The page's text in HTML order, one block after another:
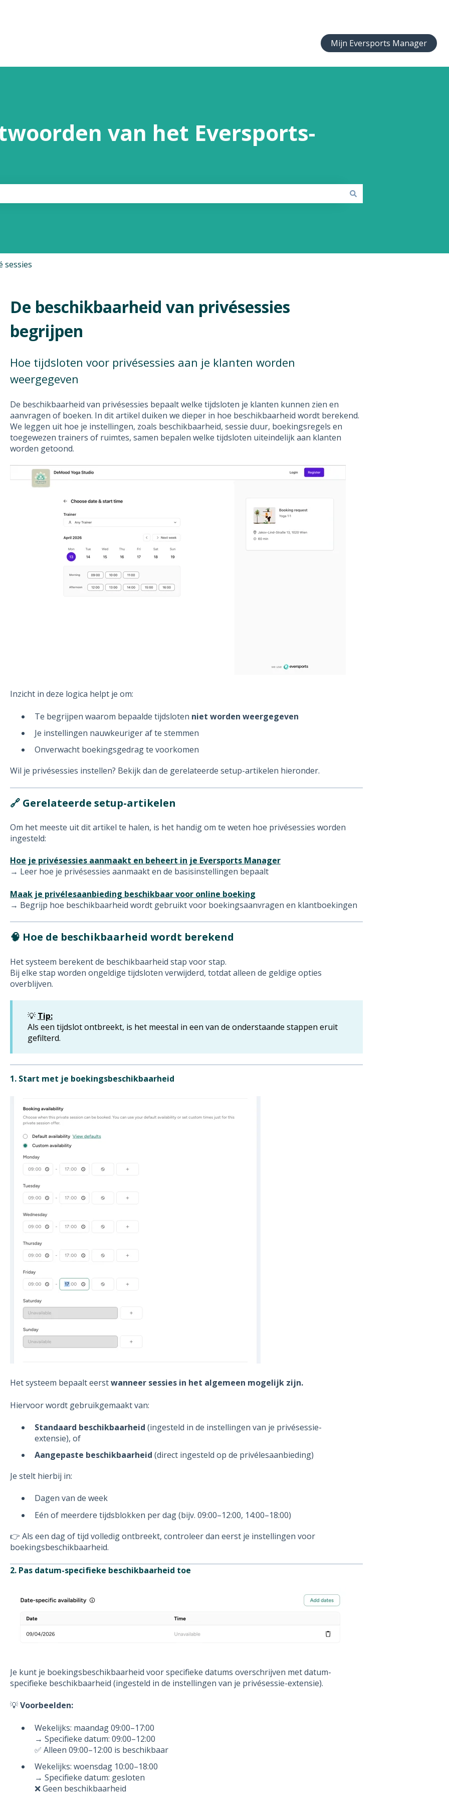
Mijn Eversports Manager
van het Eversports-
sessies
De beschikbaarheid van privésessies
begrijpen
Hoe tijdsloten voor privésessies aan je klanten worden
weergegeven
De beschikbaarheid van privésessies bepaalt welke tijdsloten je klanten kunnen zien en
aanvragen of boeken. In dit artikel duiken we dieper in hoe beschikbaarheid wordt berekend.
We leggen uit hoe je instellingen, zoals beschikbaarheid, sessie duur, boekingsregels en
toegewezen trainers of ruimtes, samen bepalen welke tijdsloten uiteindelijk aan klanten
worden getoond.
Inzicht in deze logica helpt je om:
Te begrijpen waarom bepaalde tijdsloten niet worden weergegeven
Je instellingen nauwkeuriger af te stemmen
Onverwacht boekingsgedrag te voorkomen
Wil je privésessies instellen? Bekijk dan de gerelateerde setup-artikelen hieronder.
🔗 Gerelateerde setup-artikelen
Om het meeste uit dit artikel te halen, is het handig om te weten hoe privésessies worden
ingesteld:
Hoe je privésessies aanmaakt en beheert in je Eversports Manager
→ Leer hoe je privésessies aanmaakt en de basisinstellingen bepaalt
Maak je privélesaanbieding beschikbaar voor online boeking
→ Begrijp hoe beschikbaarheid wordt gebruikt voor boekingsaanvragen en klantboekingen
🧠 Hoe de beschikbaarheid wordt berekend
Het systeem berekent de beschikbaarheid stap voor stap.
Bij elke stap worden ongeldige tijdsloten verwijderd, totdat alleen de geldige opties
overblijven.
💡 Tip:
Als een tijdslot ontbreekt, is het meestal in een van de onderstaande stappen eruit
gefilterd.
1. Start met je boekingsbeschikbaarheid
Het systeem bepaalt eerstwanneer sessies in het algemeen mogelijk zijn.
Hiervoor wordt gebruikgemaakt van:
Standaard beschikbaarheid (ingesteld in de instellingen van je privésessie-
extensie), of
Aangepaste beschikbaarheid (direct ingesteld op de privélesaanbieding)
Je stelt hierbij in:
Dagen van de week
Eén of meerdere tijdsblokken per dag (bijv. 09:00–12:00, 14:00–18:00)
👉 Als een dag of tijd volledig ontbreekt, controleer dan eerst je instellingen voor
boekingsbeschikbaarheid.
2. Pas datum-specifieke beschikbaarheid toe
Je kunt je boekingsbeschikbaarheid voor specifieke datums overschrijven met datum-
specifieke beschikbaarheid (ingesteld in de instellingen van je privésessie-extensie).
💡Voorbeelden:
Wekelijks: maandag 09:00–17:00
→ Specifieke datum: 09:00–12:00
✅ Alleen 09:00–12:00 is beschikbaar
Wekelijks: woensdag 10:00–18:00
→ Specifieke datum: gesloten
❌ Geen beschikbaarheid